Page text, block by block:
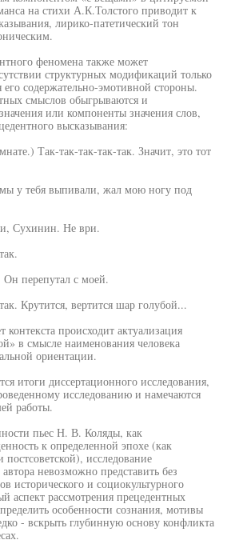
на стихи А.К.Толстого приводит к
лирико-патетический тон
феномена также может
структурных модификаций только
его содержательно-эмотивной стороны.
смыслов обыгрываются и
или компоненты значения слов,
высказывания:
Так-так-так-так-так. Значит, это тот
у тебя выпивали, жал мою ногу под
Сухинин. Не ври.
перепутал с моей.
Крутится, вертится шар голубой...
контекста происходит актуализация
в смысле наименования человека
ориентации.
итоги диссертационного исследования,
исследованию и намечаются
работы.
пьес Н. В. Коляды, как
к определенной эпохе (как
исследование
невозможно представить без
исторического и социокультурного
аспект рассмотрения прецедентных
особенности сознания, мотивы
- вскрыть глубинную основу конфликта